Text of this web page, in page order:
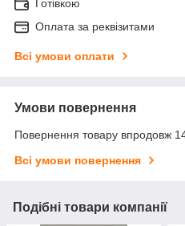
Готівкою
Оплата за реквізитами
Всі умови оплати
Умови повернення
Повернення товару впродовж
Всі умови повернення
Подібні товари компанії